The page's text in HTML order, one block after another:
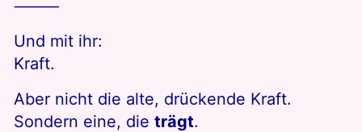
⸻
Und mit ihr:
Kraft.
Aber nicht die alte, drückende Kraft.
Sondern eine, die trägt.